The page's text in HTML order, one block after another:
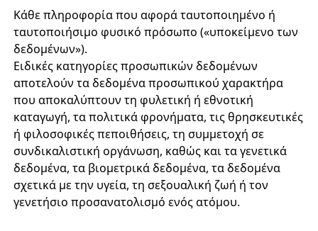
Κάθε πληροφορία που αφορά ταυτοποιημένο ή
ταυτοποιήσιμο φυσικό πρόσωπο («υποκείμενο των
δεδομένων»).
Ειδικές κατηγορίες προσωπικών δεδομένων
αποτελούν τα δεδομένα προσωπικού χαρακτήρα
που αποκαλύπτουν τη φυλετική ή εθνοτική
καταγωγή, τα πολιτικά φρονήματα, τις θρησκευτικές
ή φιλοσοφικές πεποιθήσεις, τη συμμετοχή σε
συνδικαλιστική οργάνωση, καθώς και τα γενετικά
δεδομένα, τα βιομετρικά δεδομένα, τα δεδομένα
σχετικά με την υγεία, τη σεξουαλική ζωή ή τον
γενετήσιο προσανατολισμό ενός ατόμου.